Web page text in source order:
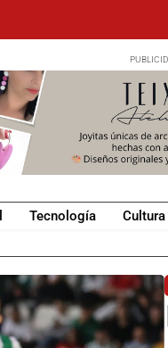
Tecnología